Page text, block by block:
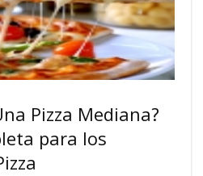
Pizza Mediana?
para los